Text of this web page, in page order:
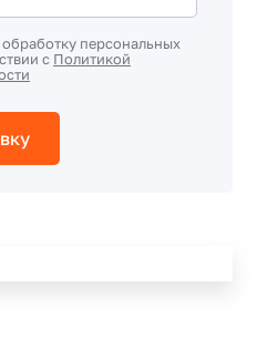
персональных
с Политикой